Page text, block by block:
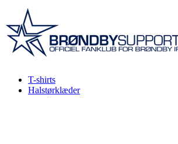
Videre
indhold
T-shirts
Halstørklæder